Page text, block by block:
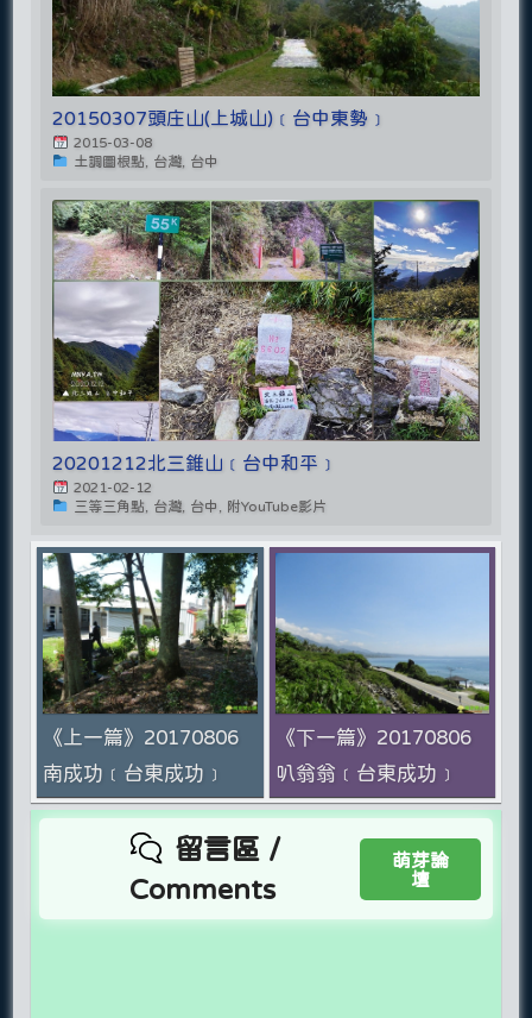
20150307頭庄山(上城山)﹝台中東勢﹞
2015-03-08
土調圖根點, 台灣, 台中
20201212北三錐山﹝台中和平﹞
2021-02-12
三等三角點, 台灣, 台中, 附YouTube影片
《上一篇》20170806
南成功﹝台東成功﹞
《下一篇》20170806
叭翁翁﹝台東成功﹞
留言區 /
Comments
萌芽論
壇